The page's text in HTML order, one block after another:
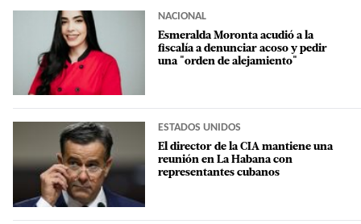
NACIONAL
Esmeralda Moronta acudió a la
fiscalía a denunciar acoso y pedir
una "orden de alejamiento"
ESTADOS UNIDOS
El director de la CIA mantiene una
reunión en La Habana con
representantes cubanos